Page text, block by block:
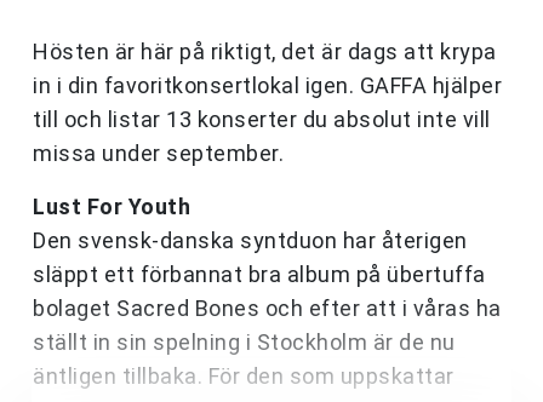
Hösten är här på riktigt, det är dags att krypa
in i din favoritkonsertlokal igen. GAFFA hjälper
till och listar 13 konserter du absolut inte vill
missa under september.
Lust For Youth
Den svensk-danska syntduon har återigen
släppt ett förbannat bra album på übertuffa
bolaget Sacred Bones och efter att i våras ha
ställt in sin spelning i Stockholm är de nu
äntligen tillbaka. För den som uppskattar